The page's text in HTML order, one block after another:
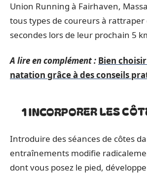
Union Running à Fairhaven,
tous types de coureurs à rattraper
secondes lors de leur prochain 5
A lire en complément : Bien
natation grâce à des conseils
1 INCORPORER LES
Introduire des séances de côtes
entraînements modifie
dont vous posez le pied,